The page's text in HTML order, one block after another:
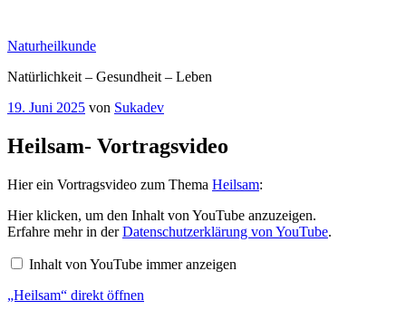
springen
Naturheilkunde
Natürlichkeit – Gesundheit – Leben
Veröffentlicht
19. Juni 2025 von Sukadev
Heilsam- Vortragsvideo
Hier ein Vortragsvideo zum Thema Heilsam:
„Heilsam“
von
YouTube
Hier klicken, um den Inhalt von YouTube anzuzeigen.
Erfahre mehr in derDatenschutzerklärung von YouTube.
Inhalt von YouTube immer anzeigen
„Heilsam“ direkt öffnen